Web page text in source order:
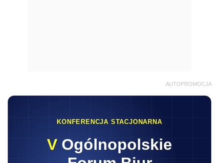
AUTOPROMOCJA
KONFERENCJA STACJONARNA
V Ogólnopolskie